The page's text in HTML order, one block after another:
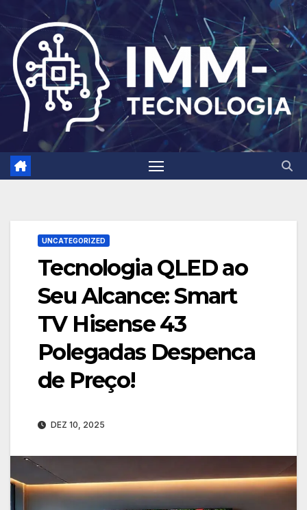
to
content
UNCATEGORIZED
Tecnologia QLED ao
Seu Alcance: Smart
TV Hisense 43
Polegadas Despenca
de Preço!
DEZ 10, 2025